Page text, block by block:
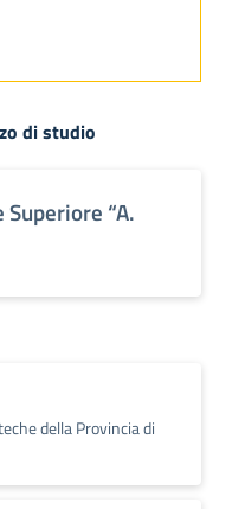
di studio
“A.
della Provincia di